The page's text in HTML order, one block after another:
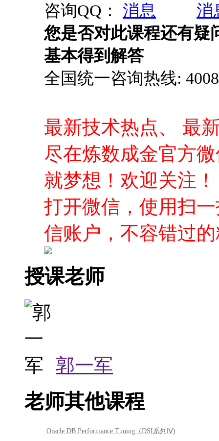
咨询QQ：
您是否对此课程还有疑
基本得到解答
全国统一咨询热线:
最新技术热点、 最
尽在炼数成金官方
就梦想！欢迎关注！
打开微信，使用扫
信账户，不容错过
授课老师
郭一军
老师其他课程
Oracle DB Performance Tuning（DSI系列Ⅳ)